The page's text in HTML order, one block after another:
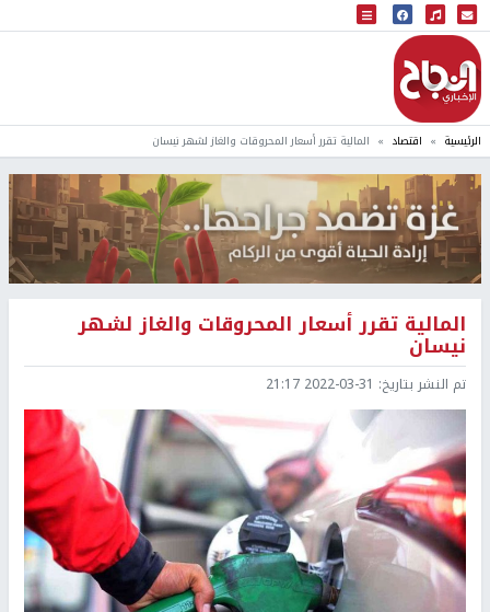
البث المباشر
إذاعة النجاح
الرئيسية اقتصاد المالية تقرر أسعار المحروقات والغاز لشهر نيسان
المالية تقرر أسعار المحروقات والغاز لشهر
نيسان
تم النشر بتاريخ: 2022-03-31 21:17